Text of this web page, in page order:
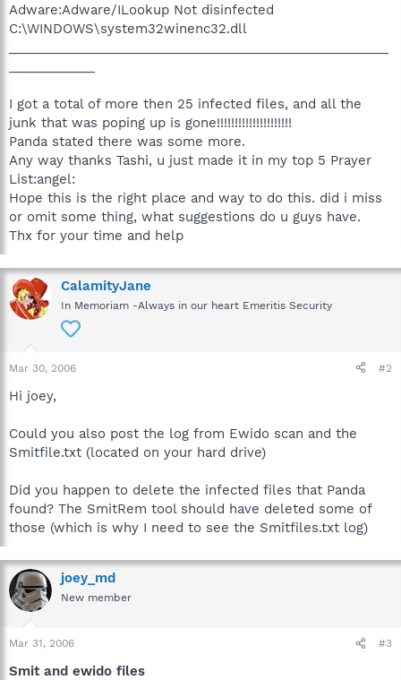
Adware:Adware/ILookup Not disinfected
C:\WINDOWS\system32winenc32.dll
I got a total of more then 25 infected files, and all the
junk that was poping up is gone!!!!!!!!!!!!!!!!!!!!!
Panda stated there was some more.
Any way thanks Tashi, u just made it in my top 5 Prayer
List:angel:
Hope this is the right place and way to do this. did i miss
or omit some thing, what suggestions do u guys have.
Thx for your time and help
CalamityJane
In Memoriam -Always in our heart Emeritis Security
Mar 30, 2006 #2
Hi joey,
Could you also post the log from Ewido scan and the
Smitfile.txt (located on your hard drive)
Did you happen to delete the infected files that Panda
found? The SmitRem tool should have deleted some of
those (which is why I need to see the Smitfiles.txt log)
joey_md
New member
Mar 31, 2006 #3
Smit and ewido files